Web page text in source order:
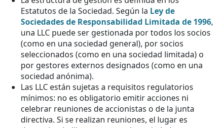
Estatutos de la Sociedad. Según la Ley de
Sociedades de Responsabilidad Limitada de 1996,
una LLC puede ser gestionada por todos los socios
(como en una sociedad general), por socios
seleccionados (como en una sociedad limitada) o
por gestores externos designados (como en una
sociedad anónima).
Las LLC están sujetas a requisitos regulatorios
mínimos: no es obligatorio emitir acciones ni
celebrar reuniones de accionistas o de la junta
directiva. Si se realizan reuniones, el lugar es